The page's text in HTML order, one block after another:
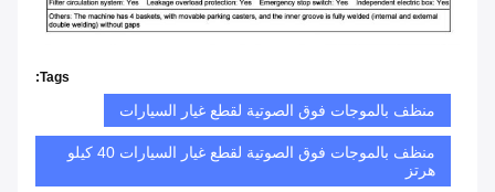
Tags:
منظف ​​بالموجات فوق الصوتية لقطع غيار السيارات
منظف بالموجات فوق الصوتية لقطع غيار السيارات 40 كيلو
هرتز